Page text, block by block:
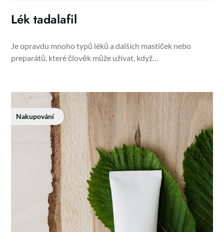
Lék tadalafil
Je opravdu mnoho typů léků a dalších mastiček nebo
preparátů, které člověk může užívat, když…
Nakupování